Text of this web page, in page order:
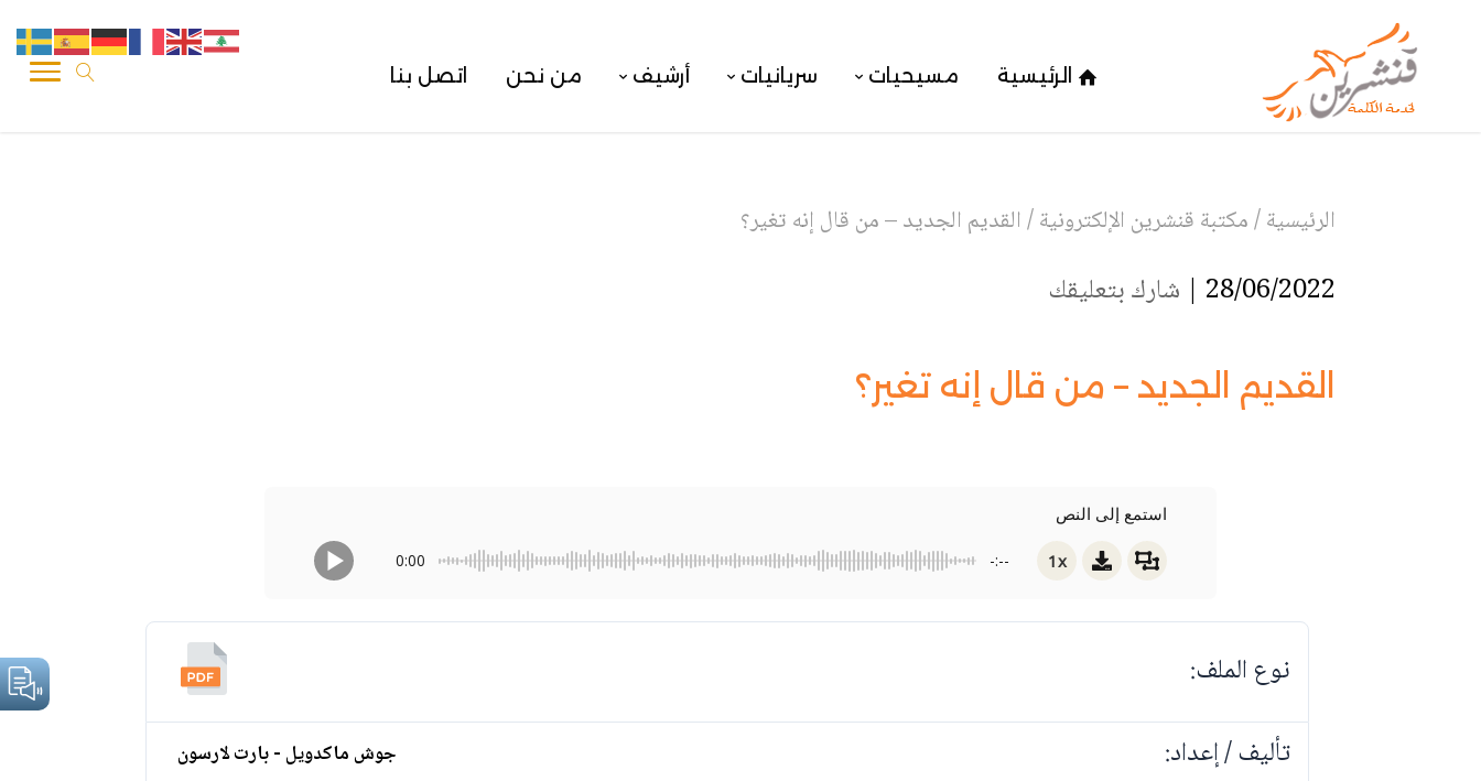
الرئيسية مسيحيات سريانيات أرشيف من نحن اتصل بنا
الرئيسية/مكتبة قنشرين الإلكترونية/القديم الجديد – من قال إنه تغير؟
28/06/2022 | شارك بتعليقك
القديم الجديد – من قال إنه تغير؟
استمع إلى النص
0:00 -:-- 1x
نوع الملف:
تأليف / إعداد:
جوش ماكدويل - بارت لارسون